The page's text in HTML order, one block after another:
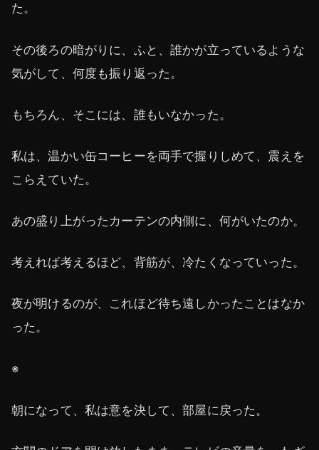
た。
その後ろの暗がりに、ふと、誰かが立っているような
気がして、何度も振り返った。
もちろん、そこには、誰もいなかった。
私は、温かい缶コーヒーを両手で握りしめて、震えを
こらえていた。
あの盛り上がったカーテンの内側に、何がいたのか。
考えれば考えるほど、背筋が、冷たくなっていった。
夜が明けるのが、これほど待ち遠しかったことはなか
った。
※
朝になって、私は意を決して、部屋に戻った。